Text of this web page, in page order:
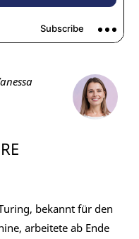
bekannt für den
arbeitete ab Ende